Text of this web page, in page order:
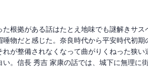
根拠がある話はたとえ地味でも謎解きサス
物だと感じた。奈良時代から平安時代初期
が整備されなくなって曲がりくねった狭い
。信長 秀吉 家康の話では、城下に無理に